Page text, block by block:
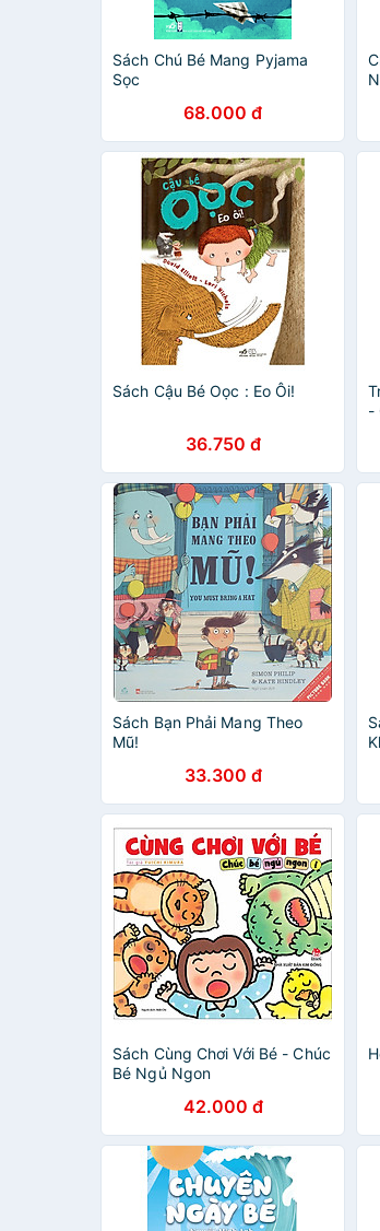
Sách Chú Bé Mang Pyjama
Sọc
68.000 đ
Sách Cậu Bé Oọc : Eo Ôi!
36.750 đ
-
Sách Bạn Phải Mang Theo
Mũ!
33.300 đ
Sách Cùng Chơi Với Bé - Chúc
Bé Ngủ Ngon
42.000 đ